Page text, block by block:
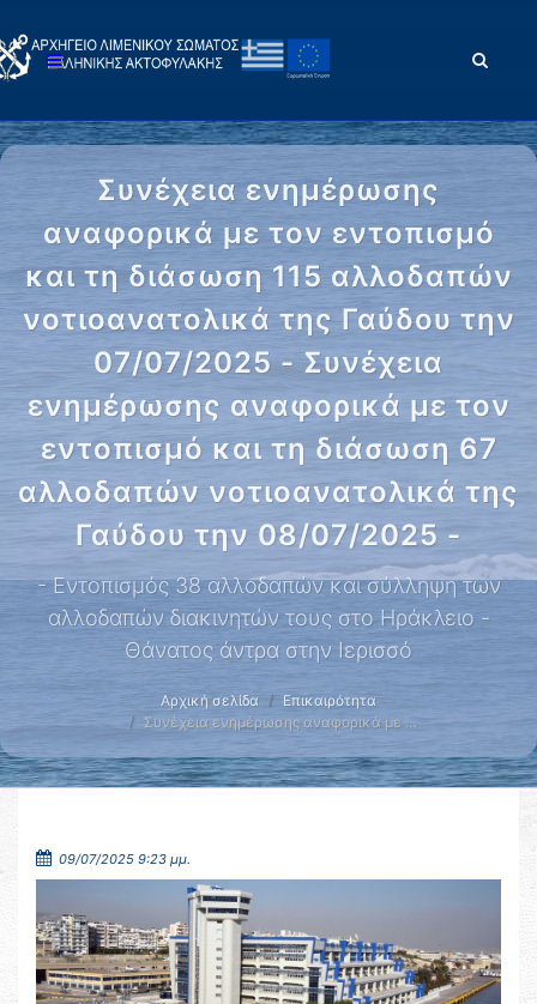
Συνέχεια ενημέρωσης
αναφορικά με τον εντοπισμό
και τη διάσωση 115 αλλοδαπών
νοτιοανατολικά της Γαύδου την
07/07/2025 - Συνέχεια
ενημέρωσης αναφορικά με τον
εντοπισμό και τη διάσωση 67
αλλοδαπών νοτιοανατολικά της
Γαύδου την 08/07/2025 -
- Εντοπισμός 38 αλλοδαπών και σύλληψη των
αλλοδαπών διακινητών τους στο Ηράκλειο -
Θάνατος άντρα στην Ιερισσό
Αρχική σελίδα
Επικαιρότητα
Συνέχεια ενημέρωσης αναφορικά με …
09/07/2025 9:23 μμ.